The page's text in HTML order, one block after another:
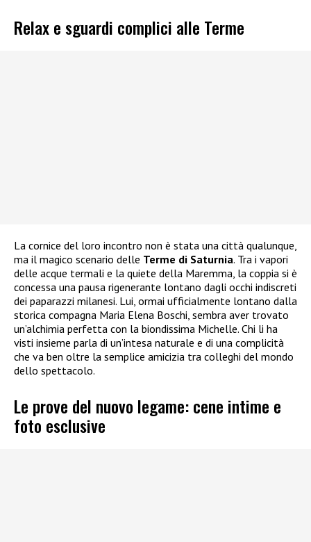
Relax e sguardi complici alle Terme
La cornice del loro incontro non è stata una città qualunque,
ma il magico scenario delle Terme di Saturnia. Tra i vapori
delle acque termali e la quiete della Maremma, la coppia si è
concessa una pausa rigenerante lontano dagli occhi indiscreti
dei paparazzi milanesi. Lui, ormai ufficialmente lontano dalla
storica compagna Maria Elena Boschi, sembra aver trovato
un’alchimia perfetta con la biondissima Michelle. Chi li ha
visti insieme parla di un’intesa naturale e di una complicità
che va ben oltre la semplice amicizia tra colleghi del mondo
dello spettacolo.
Le prove del nuovo legame: cene intime e
foto esclusive